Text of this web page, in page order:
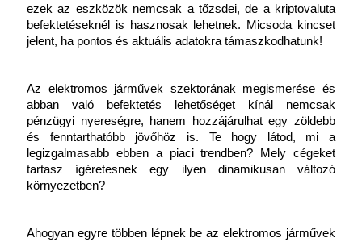
ezek az eszközök nemcsak a tőzsdei, de a kriptovaluta
befektetéseknél is hasznosak lehetnek. Micsoda kincset
jelent, ha pontos és aktuális adatokra támaszkodhatunk!
Az elektromos járművek szektorának megismerése és
abban való befektetés lehetőséget kínál nemcsak
pénzügyi nyereségre, hanem hozzájárulhat egy zöldebb
és fenntarthatóbb jövőhöz is. Te hogy látod, mi a
legizgalmasabb ebben a piaci trendben? Mely cégeket
tartasz ígéretesnek egy ilyen dinamikusan változó
környezetben?
Ahogyan egyre többen lépnek be az elektromos járművek